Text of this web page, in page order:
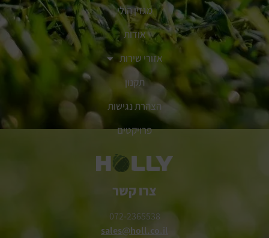
מגזין הולי
אודות
אזורי שירות
תקנון
הצהרת נגישות
פרויקטים
צרו קשר
072-2365538
sales@holl.co.il